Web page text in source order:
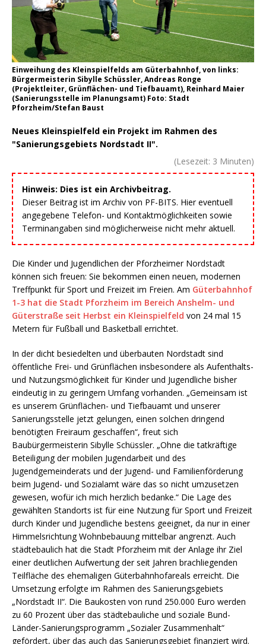
Einweihung des Kleinspielfelds am Güterbahnhof, von links:
Bürgermeisterin Sibylle Schüssler, Andreas Ronge
(Projektleiter, Grünflächen- und Tiefbauamt), Reinhard Maier
(Sanierungsstelle im Planungsamt) Foto: Stadt
Pforzheim/Stefan Baust
Neues Kleinspielfeld ein Projekt im Rahmen des
"Sanierungsgebiets Nordstadt II".
(Lesezeit: 3 Minuten)
Hinweis: Dies ist ein Archivbeitrag.
Dieser Beitrag ist im Archiv von PF-BITS. Hier eventuell
angegebene Telefon- und Kontaktmöglichkeiten sowie
Terminangaben sind möglicherweise nicht mehr aktuell.
Die Kinder und Jugendlichen der Pforzheimer Nordstadt
können sich freuen: Sie bekommen einen neuen, modernen
Treffpunkt für Sport und Freizeit im Freien. Am Güterbahnhof
1-3 hat die Stadt Pforzheim im Bereich Anshelm- und
Güterstraße seit Herbst ein Kleinspielfeld von 24 mal 15
Metern für Fußball und Basketball errichtet.
In der dicht besiedelten und überbauten Nordstadt sind
öffentliche Frei- und Grünflächen insbesondere als Aufenthalts-
und Nutzungsmöglichkeit für Kinder und Jugendliche bisher
eindeutig in zu geringem Umfang vorhanden. „Gemeinsam ist
es unserem Grünflächen- und Tiefbauamt und unserer
Sanierungsstelle jetzt gelungen, einen solchen dringend
benötigten Freiraum geschaffen“, freut sich
Baubürgermeisterin Sibylle Schüssler. „Ohne die tatkräftige
Beteiligung der mobilen Jugendarbeit und des
Jugendgemeinderats und der Jugend- und Familienförderung
beim Jugend- und Sozialamt wäre das so nicht umzusetzen
gewesen, wofür ich mich herzlich bedanke.“ Die Lage des
gewählten Standorts ist für eine Nutzung für Sport und Freizeit
durch Kinder und Jugendliche bestens geeignet, da nur in einer
Himmelsrichtung Wohnbebauung mittelbar angrenzt. Auch
städtebaulich hat die Stadt Pforzheim mit der Anlage ihr Ziel
einer deutlichen Aufwertung der seit Jahren brachliegenden
Teilfläche des ehemaligen Güterbahnhofareals erreicht. Die
Umsetzung erfolgte im Rahmen des Sanierungsgebiets
„Nordstadt II“. Die Baukosten von rund 250.000 Euro werden
zu 60 Prozent über das städtebauliche und soziale Bund-
Länder-Sanierungsprogramm „Sozialer Zusammenhalt“
gefördert, über das auch das Sanierungsgebiet finanziert wird.